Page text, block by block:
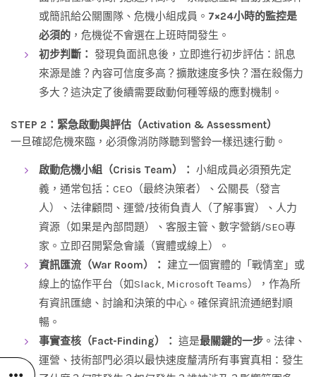
或簡訊給公關團隊、危機小組成員。 7×24小時的監控是
必須的 ，危機從不會選在上班時間發生。
初步判斷： 發現負面訊息後，立即進行初步評估：訊息
來源是誰？內容可信度多高？擴散速度多快？潛在殺傷力
多大？這決定了後續需要啟動何種等級的應對機制。
STEP 2：緊急啟動與評估（Activation & Assessment）
一旦確認危機來臨，必須像消防隊聽到警鈴一樣迅速行動。
啟動危機小組（Crisis Team）： 小組成員必須預先定
義，通常包括：CEO（最終決策者）、公關長（發言
人）、法律顧問、運營/技術負責人（了解事實）、人力
資源（如果是內部問題）、客服主管、數字營銷/SEO專
家。立即召開緊急會議（實體或線上）。
資訊匯流（War Room）： 建立一個實體的「戰情室」或
線上的協作平台（如Slack, Microsoft Teams），作為所
有資訊匯總、討論和決策的中心。確保資訊流通絕對順
暢。
事實查核（Fact-Finding）： 這是最關鍵的一步 。法律、
運營、技術部門必須以最快速度釐清所有事實真相：發生